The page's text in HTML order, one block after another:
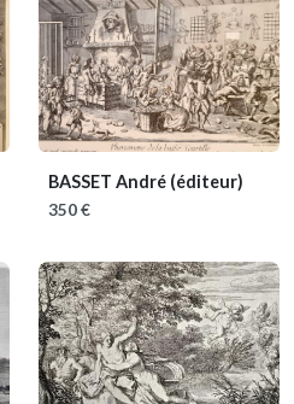
BASSET André (éditeur)
350 €